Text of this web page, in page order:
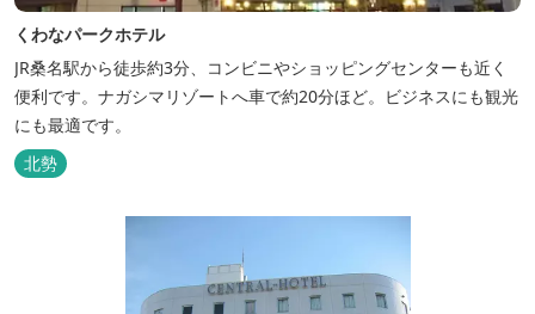
くわなパークホテル
JR桑名駅から徒歩約3分、コンビニやショッピングセンターも近く
便利です。ナガシマリゾートへ車で約20分ほど。ビジネスにも観光
にも最適です。
北勢